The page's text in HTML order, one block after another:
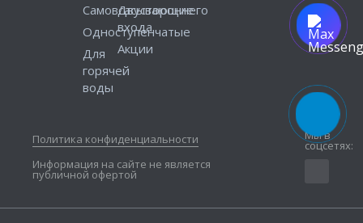
Самовсасывающие
Одноступенчатые
Для
горячей
воды
Двустороннего
входа
Акции
Политика конфиденциальности
Информация на сайте не является
публичной офертой
Мы в
соцсетях: